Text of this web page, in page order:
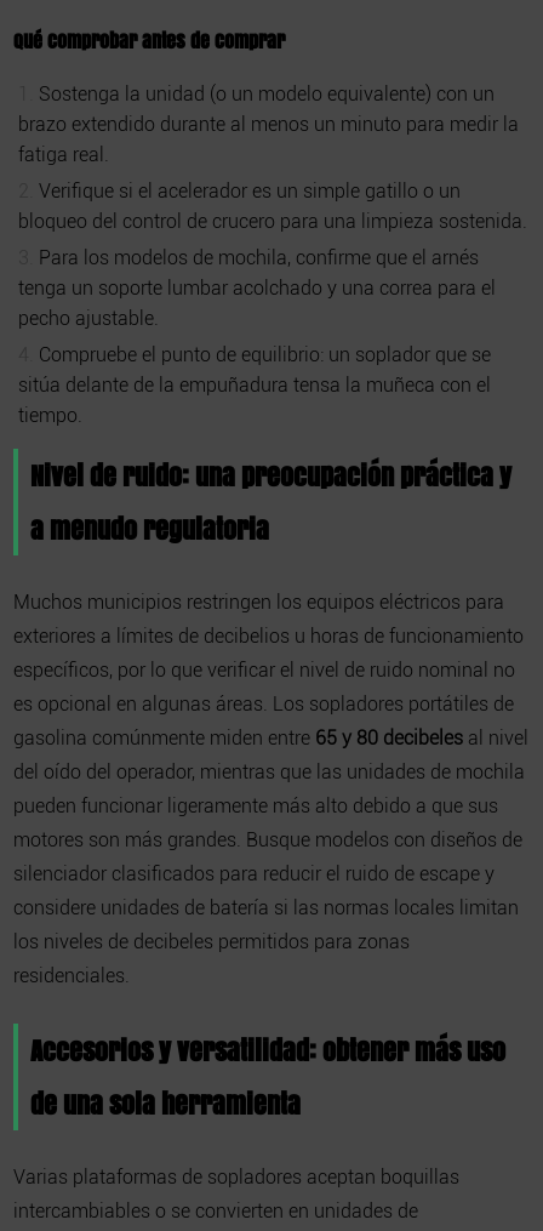
Qué comprobar antes de comprar
Sostenga la unidad (o un modelo equivalente) con un
brazo extendido durante al menos un minuto para medir la
fatiga real.
Verifique si el acelerador es un simple gatillo o un
bloqueo del control de crucero para una limpieza sostenida.
Para los modelos de mochila, confirme que el arnés
tenga un soporte lumbar acolchado y una correa para el
pecho ajustable.
Compruebe el punto de equilibrio: un soplador que se
sitúa delante de la empuñadura tensa la muñeca con el
tiempo.
Nivel de ruido: una preocupación práctica y
a menudo regulatoria
Muchos municipios restringen los equipos eléctricos para
exteriores a límites de decibelios u horas de funcionamiento
específicos, por lo que verificar el nivel de ruido nominal no
es opcional en algunas áreas. Los sopladores portátiles de
gasolina comúnmente miden entre 65 y 80 decibeles al nivel
del oído del operador, mientras que las unidades de mochila
pueden funcionar ligeramente más alto debido a que sus
motores son más grandes. Busque modelos con diseños de
silenciador clasificados para reducir el ruido de escape y
considere unidades de batería si las normas locales limitan
los niveles de decibeles permitidos para zonas
residenciales.
Accesorios y versatilidad: obtener más uso
de una sola herramienta
Varias plataformas de sopladores aceptan boquillas
intercambiables o se convierten en unidades de